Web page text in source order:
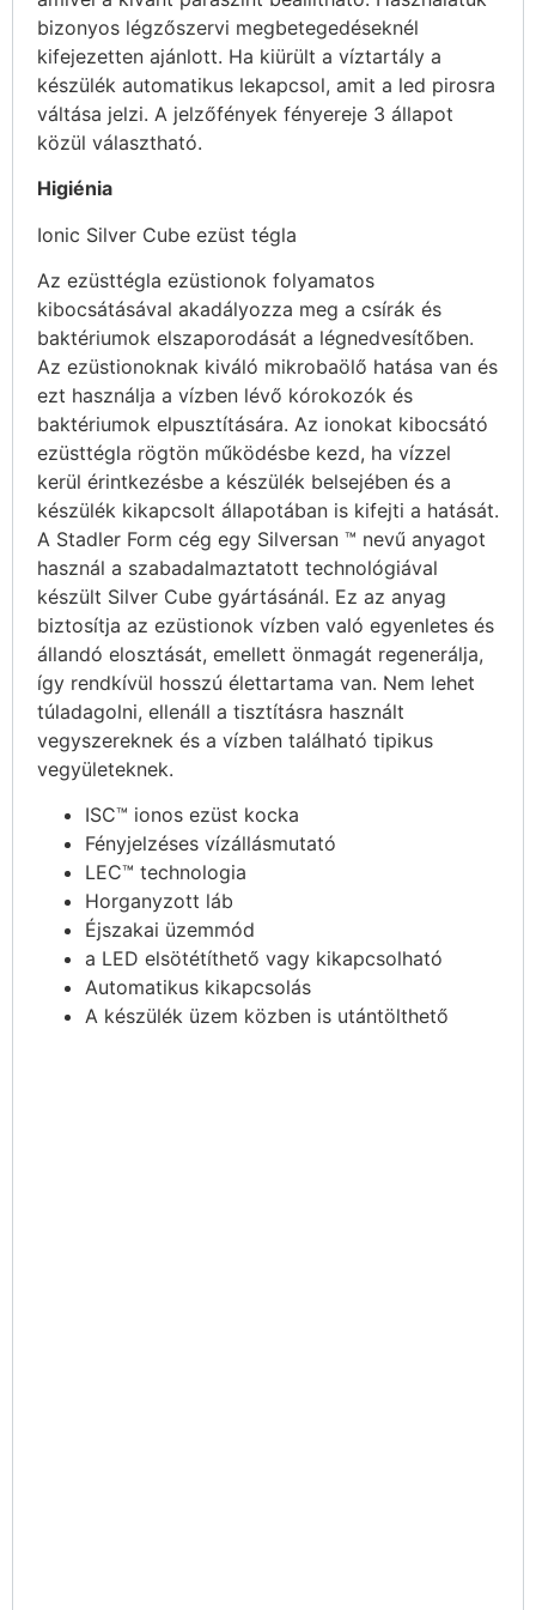
bizonyos légzőszervi megbetegedéseknél
kifejezetten ajánlott. Ha kiürült a víztartály a
készülék automatikus lekapcsol, amit a led pirosra
váltása jelzi. A jelzőfények fényereje 3 állapot
közül választható.
Higiénia
Ionic Silver Cube ezüst tégla
Az ezüsttégla ezüstionok folyamatos
kibocsátásával akadályozza meg a csírák és
baktériumok elszaporodását a légnedvesítőben.
Az ezüstionoknak kiváló mikrobaölő hatása van és
ezt használja a vízben lévő kórokozók és
baktériumok elpusztítására. Az ionokat kibocsátó
ezüsttégla rögtön működésbe kezd, ha vízzel
kerül érintkezésbe a készülék belsejében és a
készülék kikapcsolt állapotában is kifejti a hatását.
A Stadler Form cég egy Silversan ™ nevű anyagot
használ a szabadalmaztatott technológiával
készült Silver Cube gyártásánál. Ez az anyag
biztosítja az ezüstionok vízben való egyenletes és
állandó elosztását, emellett önmagát regenerálja,
így rendkívül hosszú élettartama van. Nem lehet
túladagolni, ellenáll a tisztításra használt
vegyszereknek és a vízben található tipikus
vegyületeknek.
ISC™ ionos ezüst kocka
Fényjelzéses vízállásmutató
LEC™ technologia
Horganyzott láb
Éjszakai üzemmód
a LED elsötétíthető vagy kikapcsolható
Automatikus kikapcsolás
A készülék üzem közben is utántölthető